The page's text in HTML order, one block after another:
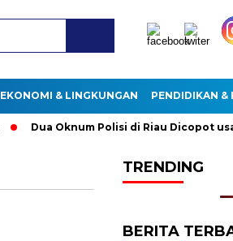
EKONOMI & LINGKUNGAN PENDIDIKAN &
Dua Oknum Polisi di Riau Dicopot usai
TRENDING
BERITA